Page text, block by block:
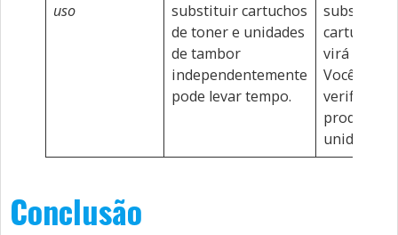
uso
substituir cartuchos
de toner e unidades
de tambor
independentemente
pode levar tempo.
substituir
cartucho
virá com
Você
verificar a
unidade
Conclusão